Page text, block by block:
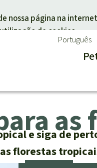
nossa página na
de cookies.
Português
Doar para uma
Sudeste asiático
África
América Latina
e siga de
florestas